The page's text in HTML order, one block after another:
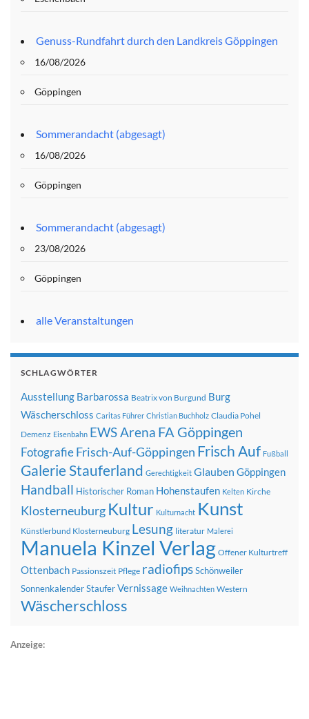
Genuss-Rundfahrt durch den Landkreis Göppingen
16/08/2026
Göppingen
Sommerandacht (abgesagt)
16/08/2026
Göppingen
Sommerandacht (abgesagt)
23/08/2026
Göppingen
alle Veranstaltungen
SCHLAGWÖRTER
Ausstellung Barbarossa Beatrix von Burgund Burg
Wäscherschloss Caritas Führer Christian Buchholz Claudia Pohel
Demenz Eisenbahn EWS Arena FA Göppingen
FotografieFrisch-Auf-Göppingen Frisch Auf Fußball
Galerie Stauferland Gerechtigkeit Glauben Göppingen
Handball Historischer Roman Hohenstaufen Kelten Kirche
Klosterneuburg Kultur Kulturnacht Kunst
Künstlerbund Klosterneuburg Lesung literatur Malerei
Manuela Kinzel Verlag Offener Kulturtreff
Ottenbach Passionszeit Pflege radiofipsSchönweiler
SonnenkalenderStauferVernissage Weihnachten Western
Wäscherschloss
Anzeige: